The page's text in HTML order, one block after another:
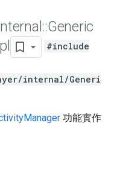
::Generic
#include
internal/Generi
功能實作